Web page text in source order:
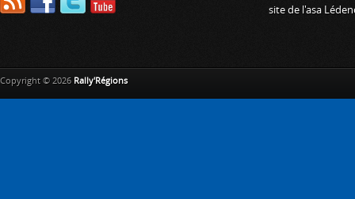
site de l'asa
Copyright © 2026 Rally'Régions